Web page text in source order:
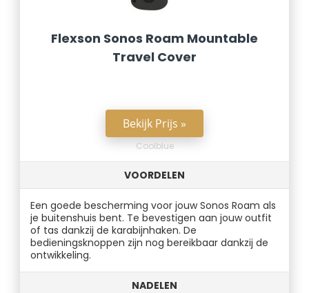
Flexson Sonos Roam Mountable
Travel Cover
Bekijk Prijs »
Coolblue
VOORDELEN
Een goede bescherming voor jouw Sonos Roam als
je buitenshuis bent. Te bevestigen aan jouw outfit
of tas dankzij de karabijnhaken. De
bedieningsknoppen zijn nog bereikbaar dankzij de
ontwikkeling.
NADELEN